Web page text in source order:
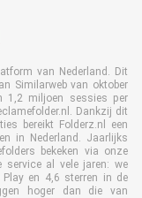
van Nederland. Dit
Similarweb van oktober
1,2 miljoen sessies per
Dankzij dit
bereikt Folderz.nl een
in Nederland. Jaarlijks
bekeken via onze
service al vele jaren: we
en 4,6 sterren in de
hoger dan die van